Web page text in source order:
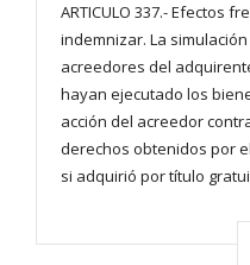
ARTICULO 337.- Efectos
indemnizar. La
acreedores del
hayan ejecutado los
acción del acreedor
derechos obtenidos por
si adquirió por título